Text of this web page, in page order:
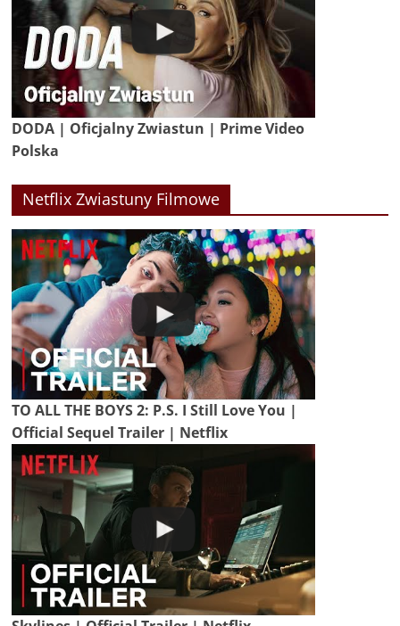
DODA | Oficjalny Zwiastun | Prime Video
Polska
Netflix Zwiastuny Filmowe
TO ALL THE BOYS 2: P.S. I Still Love You |
Official Sequel Trailer | Netflix